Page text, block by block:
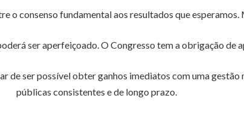
o consenso fundamental aos resultados que
ser aperfeiçoado. O Congresso tem a obrigação de
de ser possível obter ganhos imediatos com uma
públicas consistentes e de longo prazo.